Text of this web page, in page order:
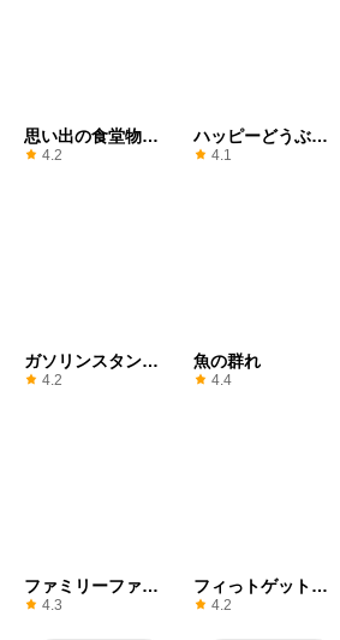
思い出の食堂物語
２ 4.2
ハッピーどうぶつ
病院
4.1
ガソリンスタンド
Inc.4.2
魚の群れ
4.4
ファミリーファー
ムの冒険
4.3
フィっトゲットト
ーイ3D
4.2